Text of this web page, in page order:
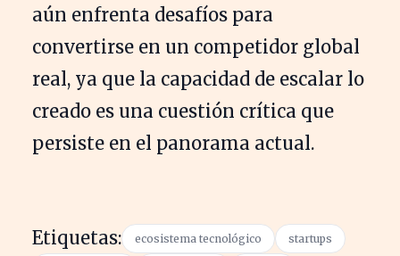
aún enfrenta desafíos para
convertirse en un competidor global
real, ya que la capacidad de escalar lo
creado es una cuestión crítica que
persiste en el panorama actual.
Etiquetas: ecosistema tecnológico startups